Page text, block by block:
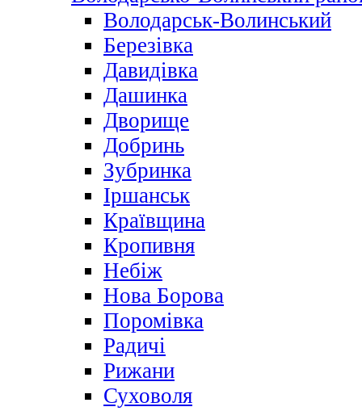
Володарськ-Волинський
Березівка
Давидівка
Дашинка
Дворище
Добринь
Зубринка
Іршанськ
Краївщина
Кропивня
Небіж
Нова Борова
Поромівка
Радичі
Рижани
Суховоля